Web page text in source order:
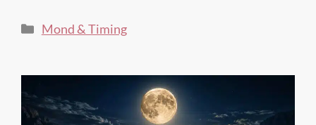
Kategorien
Mond & Timing